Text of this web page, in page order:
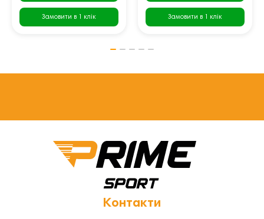
Замовити в 1 клік Замовити в 1 клік
Контакти